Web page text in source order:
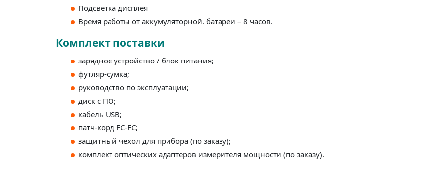
Подсветка дисплея
Время работы от аккумуляторной. батареи – 8 часов.
Комплект поставки
зарядное устройство / блок питания;
футляр-сумка;
руководство по эксплуатации;
диск с ПО;
кабель USB;
патч-корд FC-FC;
защитный чехол для прибора (по заказу);
комплект оптических адаптеров измерителя мощности (по заказу).